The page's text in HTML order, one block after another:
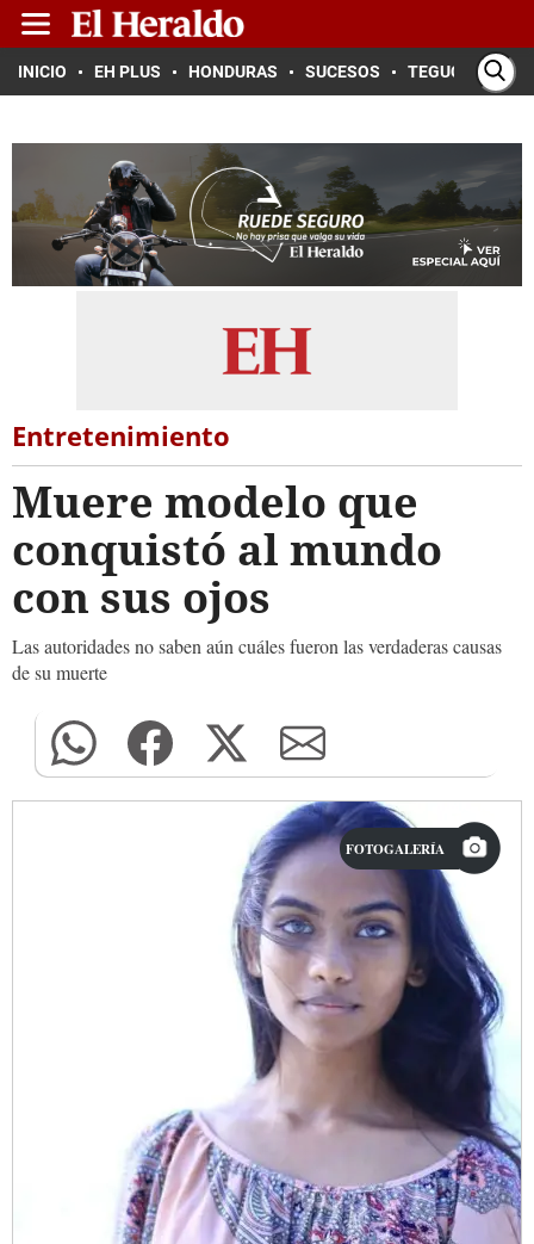
INICIO EH PLUS HONDURAS SUCESOS TEGUCIGALPA
Entretenimiento
Muere modelo que
conquistó al mundo
con sus ojos
Las autoridades no saben aún cuáles fueron las verdaderas causas
de su muerte
FOTOGALERÍA